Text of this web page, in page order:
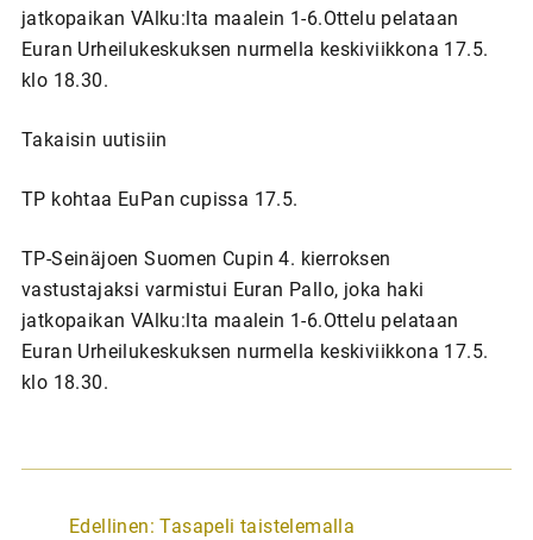
jatkopaikan VAlku:lta maalein 1-6.Ottelu pelataan
Euran Urheilukeskuksen nurmella keskiviikkona 17.5.
klo 18.30.
Takaisin uutisiin
TP kohtaa EuPan cupissa 17.5.
TP-Seinäjoen Suomen Cupin 4. kierroksen
vastustajaksi varmistui Euran Pallo, joka haki
jatkopaikan VAlku:lta maalein 1-6.Ottelu pelataan
Euran Urheilukeskuksen nurmella keskiviikkona 17.5.
klo 18.30.
A
Edellinen: Tasapeli taistelemalla